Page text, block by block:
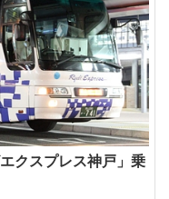
クスプレス神戸」乗